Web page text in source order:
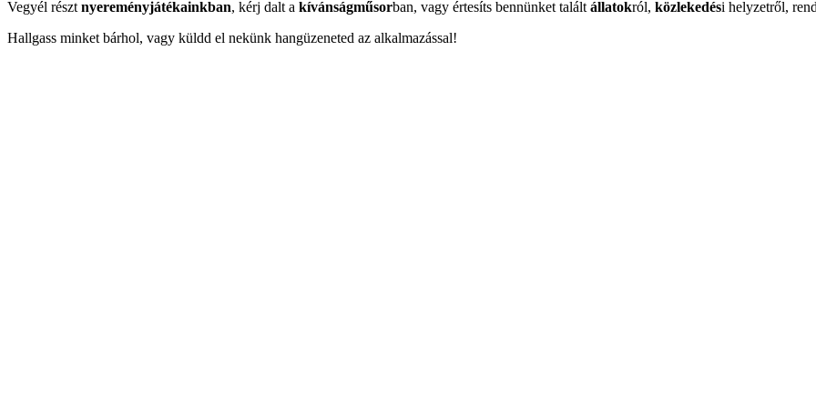
Vegyél részt nyereményjátékainkban, kérj dalt a kívánságműsorban, vagy értesíts bennünket talált állatokról, közlekedési helyzetről,
Hallgass minket bárhol, vagy küldd el nekünk hangüzeneted az alkalmazással!